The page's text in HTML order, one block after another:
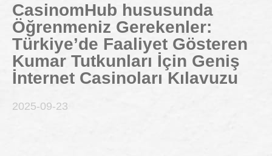
CasinomHub hususunda
Öğrenmeniz Gerekenler:
Türkiye’de Faaliyet Gösteren
Kumar Tutkunları İçin Geniş
İnternet Casinoları Kılavuzu
2025-09-23